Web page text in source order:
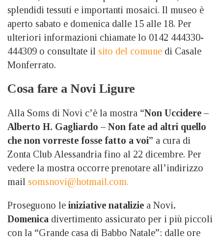
splendidi tessuti e importanti mosaici. Il museo è
aperto sabato e domenica dalle 15 alle 18. Per
ulteriori informazioni chiamate lo 0142 444330-
444309 o consultate il sito del comune di Casale
Monferrato.
Cosa fare a Novi Ligure
Alla Soms di Novi c’è la mostra “Non Uccidere –
Alberto H. Gagliardo – Non fate ad altri quello
che non vorreste fosse fatto a voi” a cura di
Zonta Club Alessandria fino al 22 dicembre. Per
vedere la mostra occorre prenotare all’indirizzo
mail somsnovi@hotmail.com.
Proseguono le iniziative natalizie a Novi.
Domenica divertimento assicurato per i più piccoli
con la “Grande casa di Babbo Natale”: dalle ore